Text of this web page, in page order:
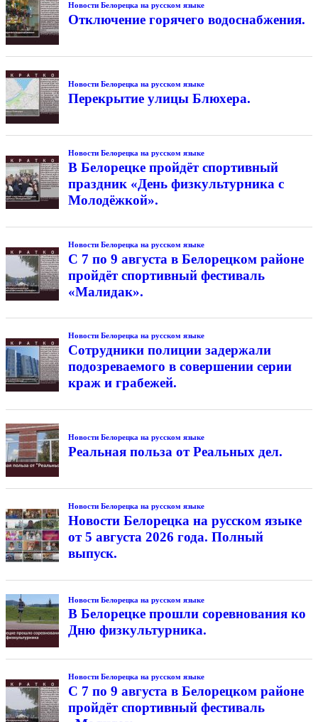
Новости Белорецка на русском языке
Отключение горячего водоснабжения.
Новости Белорецка на русском языке
Перекрытие улицы Блюхера.
Новости Белорецка на русском языке
В Белорецке пройдёт спортивный
праздник «День физкультурника с
Молодёжкой».
Новости Белорецка на русском языке
С 7 по 9 августа в Белорецком районе
пройдёт спортивный фестиваль
«Малидак».
Новости Белорецка на русском языке
Сотрудники полиции задержали
подозреваемого в совершении серии
краж и грабежей.
Новости Белорецка на русском языке
Реальная польза от Реальных дел.
Новости Белорецка на русском языке
Новости Белорецка на русском языке
от 5 августа 2026 года. Полный
выпуск.
Новости Белорецка на русском языке
В Белорецке прошли соревнования ко
Дню физкультурника.
Новости Белорецка на русском языке
С 7 по 9 августа в Белорецком районе
пройдёт спортивный фестиваль